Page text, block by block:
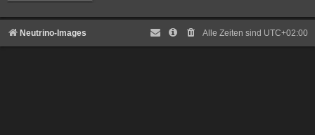
Neutrino-Images Alle Zeiten sind UTC+02:00